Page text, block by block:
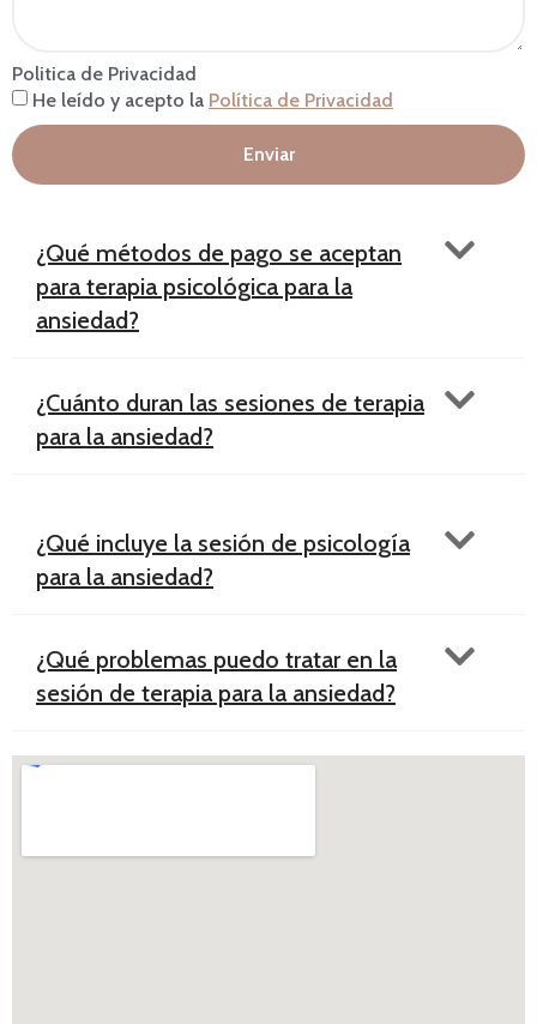
Politica de Privacidad
He leído y acepto la Política de Privacidad
Enviar
¿Qué métodos de pago se aceptan
para terapia psicológica para la
ansiedad?
¿Cuánto duran las sesiones de terapia
para la ansiedad?
¿Qué incluye la sesión de psicología
para la ansiedad?
¿Qué problemas puedo tratar en la
sesión de terapia para la ansiedad?